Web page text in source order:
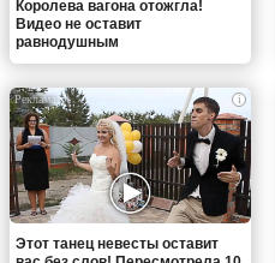
Королева вагона отожгла!
Видео не оставит
равнодушным
i
Этот танец невесты оставит